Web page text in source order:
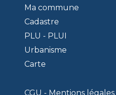
Ma commune
Cadastre
PLU - PLUI
Urbanisme
Carte
CGU - Mentions légales